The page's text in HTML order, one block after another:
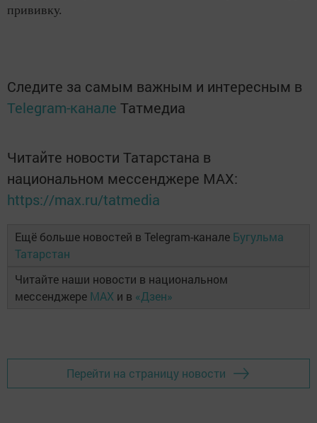
прививку.
Следите за самым важным и интересным в
Telegram-канале Татмедиа
Читайте новости Татарстана в
национальном мессенджере MАХ:
https://max.ru/tatmedia
Ещё больше новостей в Telegram-канале Бугульма
Татарстан
Читайте наши новости в национальном
мессенджере MAX и в «Дзен»
Перейти на страницу новости